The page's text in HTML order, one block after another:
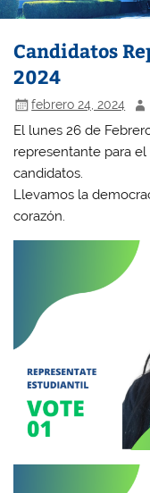
Candidatos
2024
febrero 24, 2024
El lunes 26 de
representante para
candidatos.
Llevamos la
corazón.